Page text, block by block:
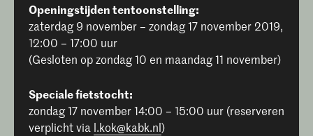
Openingstijden tentoonstelling:
zaterdag 9 november – zondag 17 november 2019,
12:00 – 17:00 uur
(Gesloten op zondag 10 en maandag 11 november)
Speciale fietstocht:
zondag 17 november 14:00 – 15:00 uur (reserveren
verplicht via l.kok@kabk.nl)